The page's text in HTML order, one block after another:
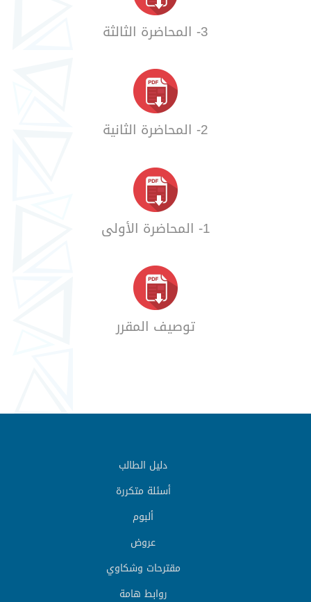
3- المحاضرة الثالثة
2- المحاضرة الثانية
1- المحاضرة الأولى
توصيف المقرر
دليل الطالب
أسئلة متكررة
ألبوم
عروض
مقترحات وشكاوي
روابط هامة